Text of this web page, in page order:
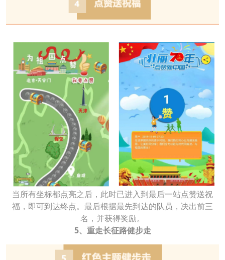
当所有坐标都点亮之后，此时已进入到最后一站点赞送祝
福，即可到达终点。最后根据最先到达的队员，决出前三
名，并获得奖励。
5、重走长征路健步走